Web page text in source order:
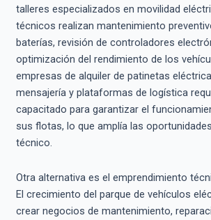
talleres especializados en movilidad
técnicos realizan mantenimiento
baterías, revisión de controladores
optimización del rendimiento de los
empresas de alquiler de patinetas
mensajería y plataformas de logística
capacitado para garantizar el
sus flotas, lo que amplía las
técnico.
Otra alternativa es el emprendimiento
El crecimiento del parque de vehículos
crear negocios de mantenimiento,